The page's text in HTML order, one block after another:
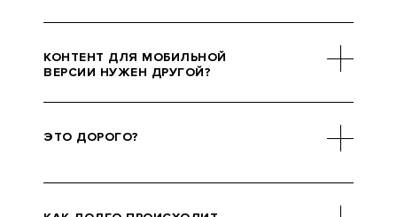
КОНТЕНТ ДЛЯ МОБИЛЬНОЙ
ВЕРСИИ НУЖЕН ДРУГОЙ?
полностью адаптируется под
мобильную и десктопную версию.
ЭТО ДОРОГО?
потом тратить тысячи долларов